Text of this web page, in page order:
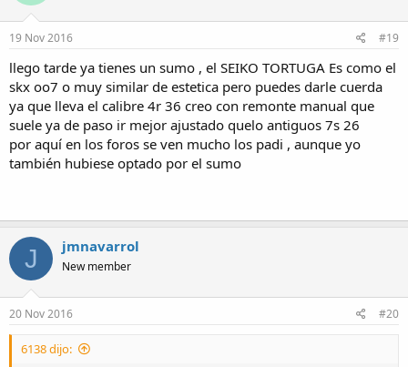
19 Nov 2016 #19
llego tarde ya tienes un sumo , el SEIKO TORTUGA Es como el
skx oo7 o muy similar de estetica pero puedes darle cuerda
ya que lleva el calibre 4r 36 creo con remonte manual que
suele ya de paso ir mejor ajustado quelo antiguos 7s 26
por aquí en los foros se ven mucho los padi , aunque yo
también hubiese optado por el sumo
J jmnavarrol
New member
20 Nov 2016 #20
6138 dijo: